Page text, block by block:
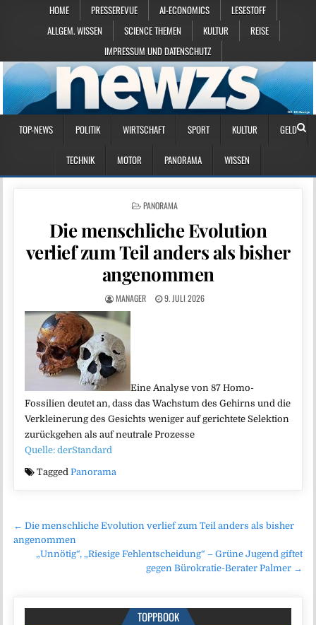
HOME PRESSEREVUE AI-ECONOMICS
LESESTOFF
ALLGEM. WISSEN
SCIENCE THEMEN KULTUR
REISE
IMPRESSUM UND DATENSCHUTZ
TOP-NEWS POLITIK WIRTSCHAFT SPORT KULTUR GELD
TECHNIK MOTOR PANORAMA WISSEN
POSTED IN
PANORAMA
Die menschliche Evolution
verlief zum Teil anders als bisher
angenommen
MANAGER 9. JULI 2026
Eine Analyse von 87 Homo-
Fossilien deutet an, dass das Wachstum des Gehirns und die
Verkleinerung des Gesichts weniger auf gerichtete Selektion
zurückgehen als auf neutrale Prozesse
Quelle: derStandard
TaggedPanorama
Beitragsnavigation
← Die menschliche Evolution verlief zum Teil anders als bisher
angenommen
„Unnötig“, „Riesige Fehlentscheidung“ – Grüne Jugend giftet
gegen Bürokratie-Berater Palmer →
TOPPBOOK